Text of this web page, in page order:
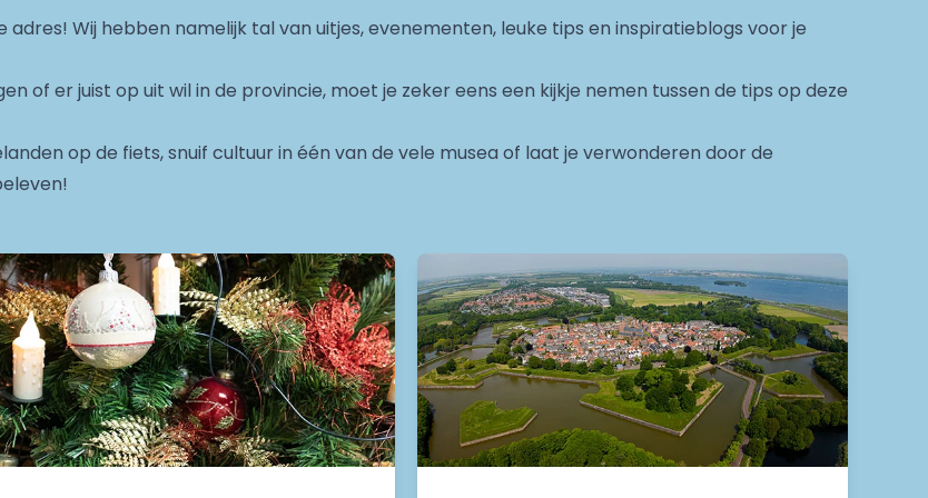
Wij hebben namelijk tal van uitjes, evenementen, leuke tips en inspiratieblogs voor je
of er juist op uit wil in de provincie, moet je zeker eens een kijkje nemen tussen de tips op deze
op de fiets, snuif cultuur in één van de vele musea of laat je verwonderen door de